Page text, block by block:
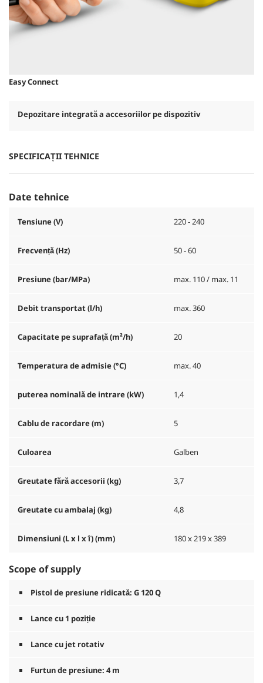
Easy Connect
Depozitare integrată a accesoriilor pe dispozitiv
SPECIFICAȚII TEHNICE
Date tehnice
Tensiune (V) 220 - 240
Frecvență (Hz) 50 - 60
Presiune (bar/MPa) max. 110 / max. 11
Debit transportat (l/h) max. 360
Capacitate pe suprafață (m²/h) 20
Temperatura de admisie (°C) max. 40
puterea nominală de intrare (kW) 1,4
Cablu de racordare (m) 5
Culoarea Galben
Greutate fără accesorii (kg) 3,7
Greutate cu ambalaj (kg) 4,8
Dimensiuni (L x l x î) (mm) 180 x 219 x 389
Scope of supply
Pistol de presiune ridicată: G 120 Q
Lance cu 1 poziție
Lance cu jet rotativ
Furtun de presiune: 4 m